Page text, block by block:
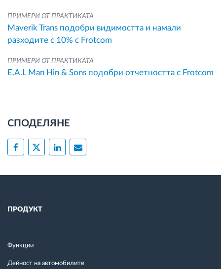
ПРИМЕРИ ОТ ПРАКТИКАТА
Maverik Trans подобри видимостта и намали
разходите с 10% с Frotcom
ПРИМЕРИ ОТ ПРАКТИКАТА
E.A.L Man Hin & Sons подобри отчетността с Frotcom
СПОДЕЛЯНЕ
ПРОДУКТ
Функции
Дейност на автомобилите